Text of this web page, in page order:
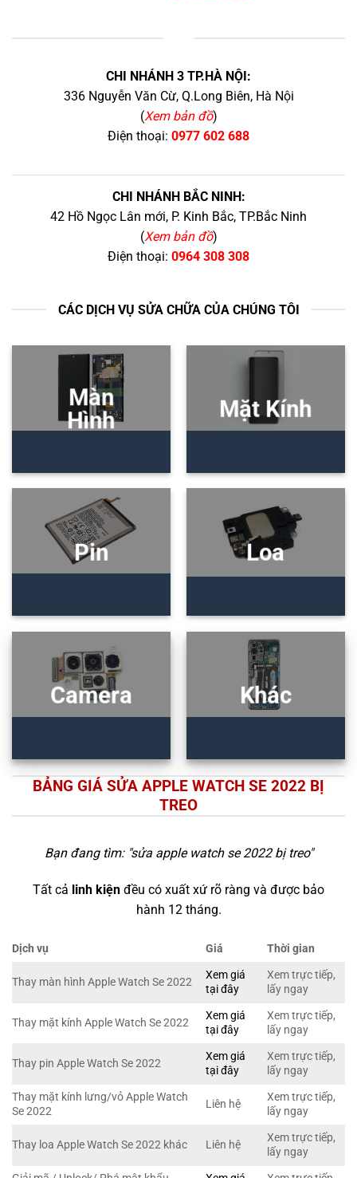
CHI NHÁNH 3 TP.HÀ NỘI:
336 Nguyễn Văn Cừ, Q.Long Biên, Hà Nội
(Xem bản đồ)
Điện thoại: 0977 602 688
CHI NHÁNH BẮC NINH:
42 Hồ Ngọc Lân mới, P. Kinh Bắc, TP.Bắc Ninh
(Xem bản đồ)
Điện thoại: 0964 308 308
CÁC DỊCH VỤ SỬA CHỮA CỦA CHÚNG TÔI
Màn
Hình
Mặt Kính
Pin Loa
Camera Khác
BẢNG GIÁ SỬA APPLE WATCH SE 2022 BỊ
TREO
Bạn đang tìm: "sửa apple watch se 2022 bị treo"
Tất cả linh kiện đều có xuất xứ rõ ràng và được bảo
hành 12 tháng.
Dịch vụ Giá Thời gian
Thay màn hình Apple Watch Se 2022
Xem giá
tại đây
Xem trực tiếp,
lấy ngay
Thay mặt kính Apple Watch Se 2022
Xem giá
tại đây
Xem trực tiếp,
lấy ngay
Thay pin Apple Watch Se 2022
Xem giá
tại đây
Xem trực tiếp,
lấy ngay
Thay mặt kính lưng/vỏ Apple Watch
Se 2022
Liên hệ
Xem trực tiếp,
lấy ngay
Thay loa Apple Watch Se 2022 khác Liên hệ
Xem trực tiếp,
lấy ngay